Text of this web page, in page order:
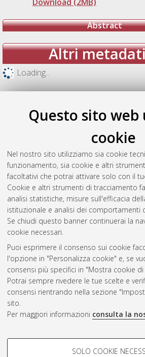
Questo sito web
cookie
Nel nostro sito utilizziamo sia cookie
funzionamento, sia cookie e altri
facoltativi che potrai attivare solo con il
Cookie e altri strumenti di tracciamento
analisi statistiche, misure sull'efficacia
istituzionale e analisi dei comportamenti
Se chiudi questo banner continuerai la
cookie necessari.
Puoi esprimere il consenso sui cookie
l'opzione in "Personalizza cookie" e, se
consensi più specifici in "Mostra cookie
Potrai sempre rivedere le tue scelte e
consensi rientrando nella sezione
sito.
Per maggiori informazioni consulta la
COOKIE DI PROFILAZIONE -
SOLO COOKIE
Abstract
Altri
Loading...
Gestione del
Atom
Rss 1.0
Rss 2.0
AMS Laurea
Impostazioni Cookie
Informativa sulla privacy